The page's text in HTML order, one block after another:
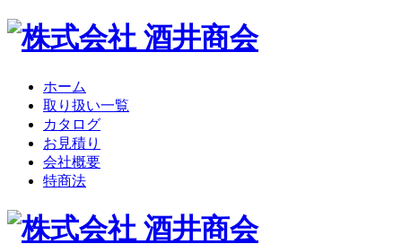
ホーム
取り扱い一覧
カタログ
お見積り
会社概要
特商法